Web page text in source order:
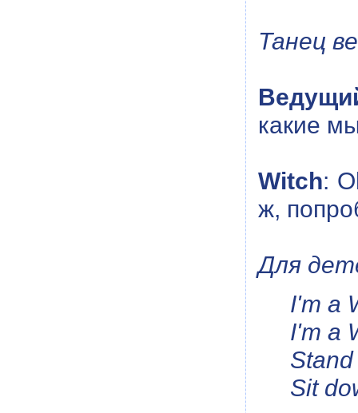
Танец
какие
Witch:
ж,
Для
I'm a
I'm a
Sit